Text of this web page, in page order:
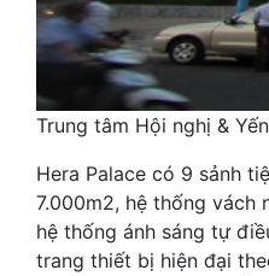
Trung tâm Hội nghị &
Hera Palace có 9 sảnh
7.000m2, hệ thống vách
hệ thống ánh sáng tự
trang thiết bị hiện đại